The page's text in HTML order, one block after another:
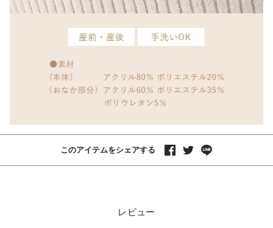
このアイテムをシェアする
レビュー